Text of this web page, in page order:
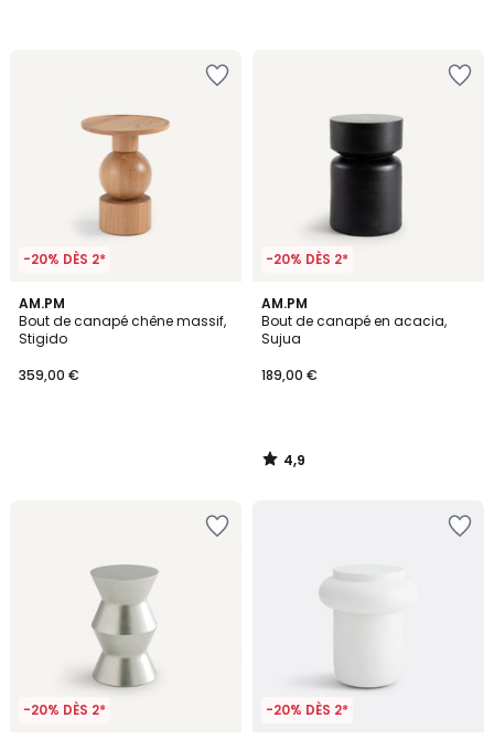
-20% DÈS 2*
AM.PM
Bout de canapé chêne massif,
Stigido
359,00 €
-20% DÈS 2*
AM.PM
Bout de canapé en acacia,
Sujua
189,00 €
4,9
/ 5
4,9
/
-20% DÈS 2* -20% DÈS 2*